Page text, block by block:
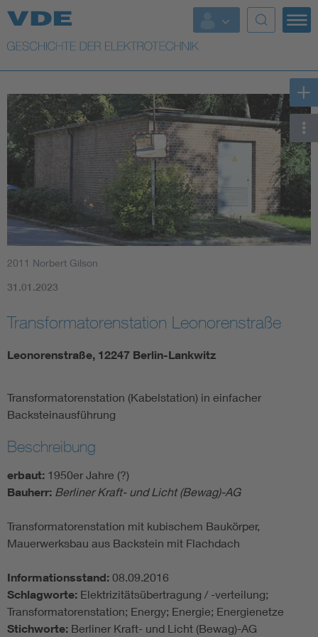
Top Themen
Weitere Themen
2011 Norbert Gilson
31.01.2023
Transformatorenstation Leonorenstraße
Leonorenstraße, 12247 Berlin-Lankwitz
Transformatorenstation (Kabelstation) in einfacher
Backsteinausführung
Beschreibung
erbaut: 1950er Jahre (?)
Bauherr: Berliner Kraft- und Licht (Bewag)-AG
Transformatorenstation mit kubischem Baukörper,
Mauerwerksbau aus Backstein mit Flachdach
Informationsstand: 08.09.2016
Schlagworte: Elektrizitätsübertragung / -verteilung;
Transformatorenstation; Energy; Energie; Energienetze
Stichworte: Berliner Kraft- und Licht (Bewag)-AG